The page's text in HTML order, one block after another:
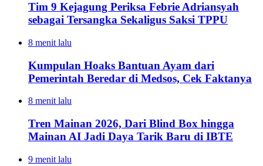
Tim 9 Kejagung Periksa Febrie Adriansyah
sebagai Tersangka Sekaligus Saksi TPPU
8 menit lalu
Kumpulan Hoaks Bantuan Ayam dari
Pemerintah Beredar di Medsos, Cek Faktanya
8 menit lalu
Tren Mainan 2026, Dari Blind Box hingga
Mainan AI Jadi Daya Tarik Baru di IBTE
9 menit lalu